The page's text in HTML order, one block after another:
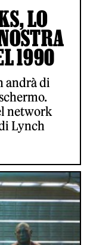
LO
1990
andrà di
network
Lynch